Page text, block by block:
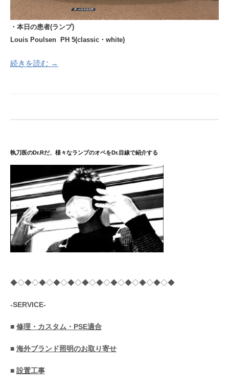
・本日の患者(ランプ)
Louis Poulsen PH 5(classic・white)
続きを読む →
執刀医のDr.Rだ、様々なランプのオペをDr.目線で紹介する
◆◇◆◇◆◇◆◇◆◇◆◇◆◇◆◇◆◇◆◇◆◇◆
-SERVICE-
■ 修理・カスタム・PSE適合
■ 海外ブランド照明のお取り寄せ
■ 設置工事